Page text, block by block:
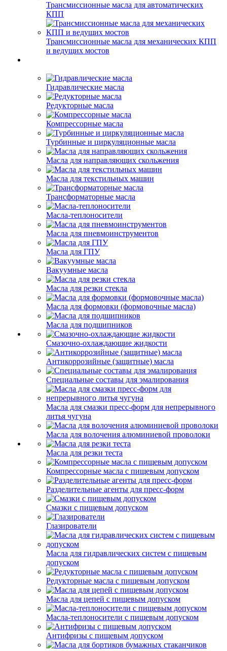
Трансмиссионные масла для автоматических
КПП
Трансмиссионные масла для механических КПП
и ведущих мостов
Гидравлические масла
Редукторные масла
Компрессорные масла
Турбинные и циркуляционные масла
Масла для направляющих скольжения
Масла для текстильных машин
Трансформаторные масла
Масла-теплоносители
Масла для пневмоинструментов
Масла для ГПУ
Вакуумные масла
Масла для резки стекла
Масла для формовки (формовочные масла)
Масла для подшипников
Смазочно-охлаждающие жидкости
Антикоррозийные (защитные) масла
Специальные составы для эмалирования
Масла для смазки пресс-форм для непрерывного
литья чугуна
Масла для волочения алюминиевой проволоки
Масла для резки теста
Компрессорные масла с пищевым допуском
Разделительные агенты для пресс-форм
Смазки с пищевым допуском
Глазирователи
Масла для гидравлических систем с пищевым
допуском
Редукторные масла с пищевым допуском
Масла для цепей с пищевым допуском
Масла-теплоносители с пищевым допуском
Антифризы с пищевым допуском